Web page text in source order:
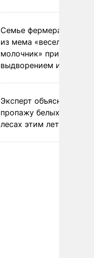
Семье фермера
из мема «веселый
молочник» пригрозили
выдворением из
Эксперт объяснил
пропажу белых грибов
лесах этим летом